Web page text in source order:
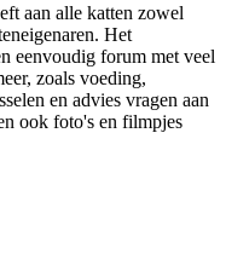
aan alle katten zowel
Het
eenvoudig forum met veel
zoals voeding,
en advies vragen aan
ook foto's en filmpjes